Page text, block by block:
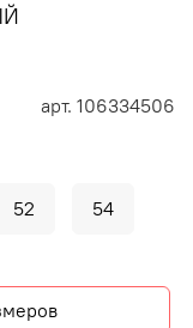
арт. 106334506
52 54